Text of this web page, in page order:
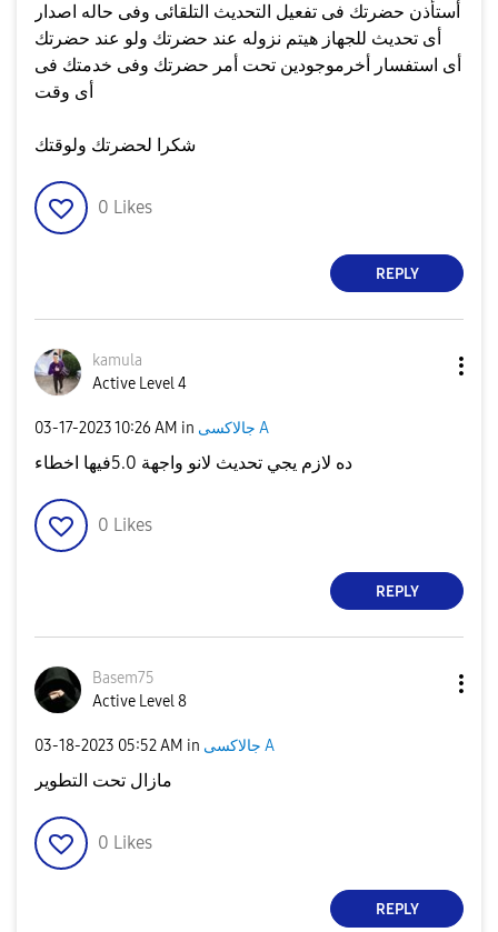
أستأذن حضرتك فى تفعيل التحديث التلقائى وفى حاله اصدار
أى تحديث للجهاز هيتم نزوله عند حضرتك ولو عند حضرتك
أى استفسار أخرموجودين تحت أمر حضرتك وفى خدمتك فى
أى وقت
شكرا لحضرتك ولوقتك
0 Likes
REPLY
kamula
Active Level 4
‎03-17-202310:26 AM in جالاكسى A
ده لازم يجي تحديث لانو واجهة 5.0فيها اخطاء
0 Likes
REPLY
Basem75
Active Level 8
‎03-18-2023 05:52 AM in جالاكسى A
مازال تحت التطوير
0 Likes
REPLY